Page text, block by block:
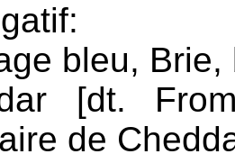
bleu,
[dt.
de